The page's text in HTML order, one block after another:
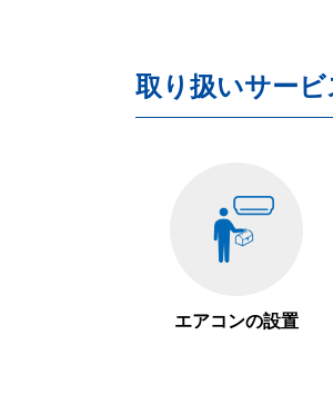
取り扱いサービ
エアコンの設置